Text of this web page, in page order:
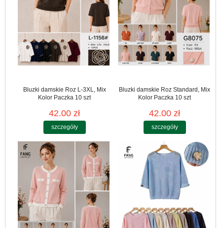
Bluzki damskie Roz L-3XL, Mix
Kolor Paczka 10 szt
42.00 zł
szczegóły
Bluzki damskie Roz Standard, Mix
Kolor Paczka 10 szt
42.00 zł
szczegóły